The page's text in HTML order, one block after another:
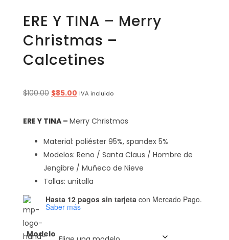
ERE Y TINA – Merry
Christmas –
Calcetines
$100.00 Original
was:
$85.00 Current
is:
IVA incluido
ERE Y TINA – Merry Christmas
Material: poliéster 95%, spandex 5%
Modelos: Reno / Santa Claus / Hombre de
Jengibre / Muñeco de Nieve
Tallas: unitalla
Hasta 12 pagos sin tarjeta con Mercado Pago.
Saber más
Modelo